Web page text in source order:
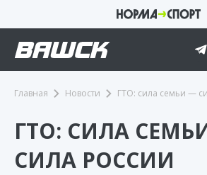
Главная Новости ГТО: сила семьи —
ГТО: СИЛА
СИЛА РОССИИ